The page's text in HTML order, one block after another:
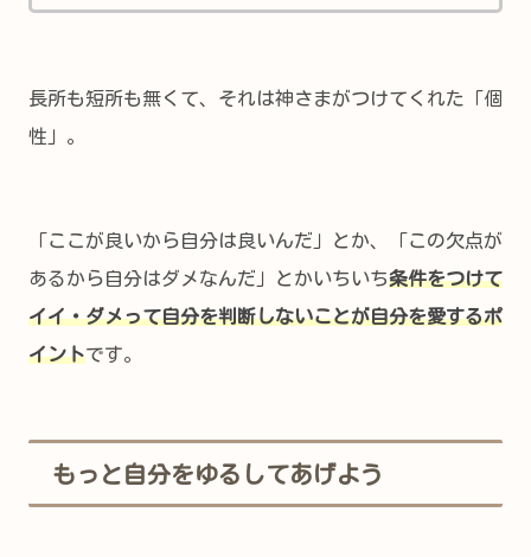
長所も短所も無くて、それは神さまがつけてくれた「個
性」。
「ここが良いから自分は良いんだ」とか、「この欠点が
あるから自分はダメなんだ」とかいちいち条件をつけて
イイ・ダメって自分を判断しないことが自分を愛するポ
イントです。
もっと自分をゆるしてあげよう